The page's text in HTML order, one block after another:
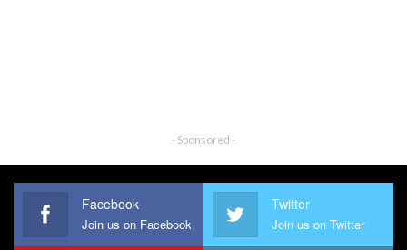
- Sponsored -
Facebook
Join us on Facebook
Twitter
Join us on Twitter